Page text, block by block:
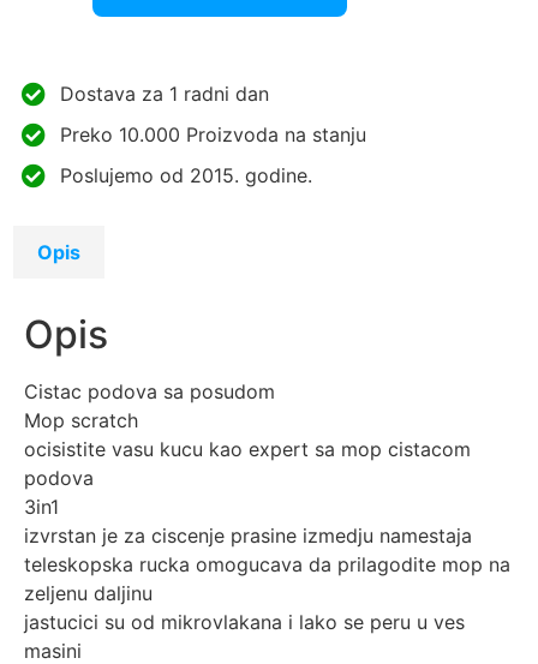
Dostava za 1 radni dan
Preko 10.000 Proizvoda na stanju
Poslujemo od 2015. godine.
Opis
Opis
Cistac podova sa posudom
Mop scratch
ocisistite vasu kucu kao expert sa mop cistacom
podova
3in1
izvrstan je za ciscenje prasine izmedju namestaja
teleskopska rucka omogucava da prilagodite mop na
zeljenu daljinu
jastucici su od mikrovlakana i lako se peru u ves
masini